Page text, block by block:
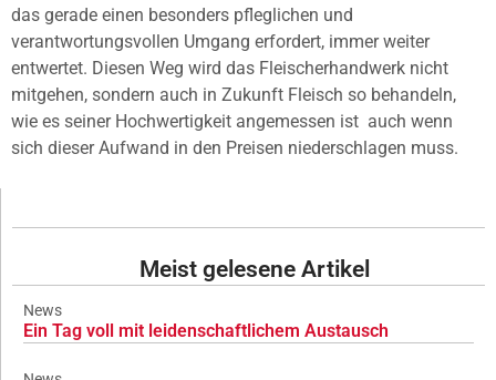
das gerade einen besonders pfleglichen und
verantwortungsvollen Umgang erfordert, immer weiter
entwertet. Diesen Weg wird das Fleischerhandwerk nicht
mitgehen, sondern auch in Zukunft Fleisch so behandeln,
wie es seiner Hochwertigkeit angemessen ist  auch wenn
sich dieser Aufwand in den Preisen niederschlagen muss.
Meist gelesene Artikel
News
Ein Tag voll mit leidenschaftlichem Austausch